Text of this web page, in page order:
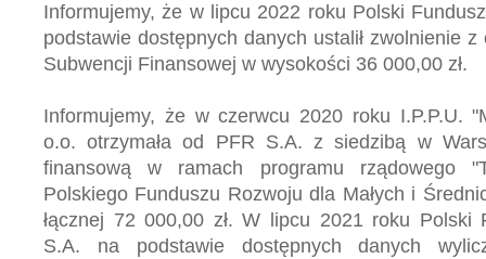
Informujemy, że w lipcu 2022 roku Polski
podstawie dostępnych danych ustalił zwolnienie
Subwencji Finansowej w wysokości 36 000,00 zł.
Informujemy, że w czerwcu 2020 roku I.P.P.U.
o.o. otrzymała od PFR S.A. z siedzibą w
finansową w ramach programu rządowego
Polskiego Funduszu Rozwoju dla Małych i
łącznej 72 000,00 zł. W lipcu 2021 roku Polski
S.A. na podstawie dostępnych danych